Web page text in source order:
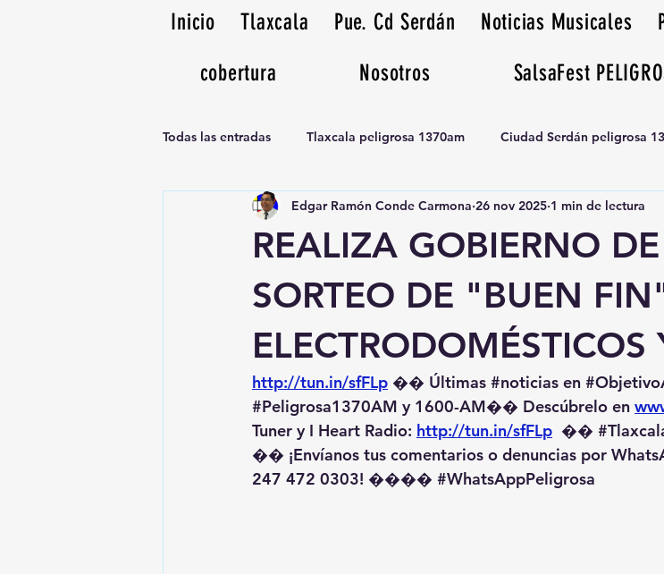
Inicio Tlaxcala Pue. Cd Serdán Noticias Musicales
cobertura
Nosotros SalsaFest
Todas las entradas Tlaxcala peligrosa 1370am Ciudad Serdán peligrosa
Noticias Musicales radio 1370am Tianguis peligrosa 1370am huamantla
REALIZA GOBIERNO
SORTEO DE "BUEN
ELECTRODOMÉSTICOS
Edgar Ramón Conde Carmona 26 nov 2025 1 min de lectura
http://tun.in/sfFLp �� Últimas #noticias en
#Peligrosa1370AM y 1600-AM��️ Descúbrelo en
Tuner y I Heart Radio: http://tun.in/sfFLp ��
�� ¡Envíanos tus comentarios o denuncias por
247 472 0303! ��️�� #WhatsAppPeligrosa